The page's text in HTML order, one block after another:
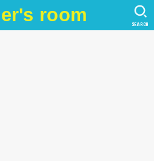
room SEARCH